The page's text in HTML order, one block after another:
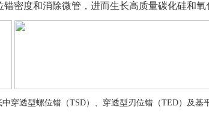
密度和消除微管，进而生长高质量碳化硅和氧
中穿透型螺位错（TSD）、穿透型刃位错（TED）及基